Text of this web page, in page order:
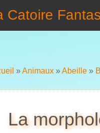
Catoire
»Animaux »Abeille »
La